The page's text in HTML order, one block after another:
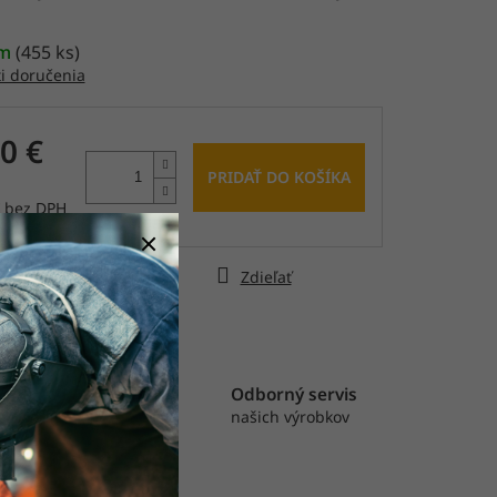
(455 ks)
doručenia
€
DPH
PRIDAŤ DO KOŠÍKA
sa Strážiť Zdieľať
výroba
pásy, rolky
Odborný servis
našich výrobkov